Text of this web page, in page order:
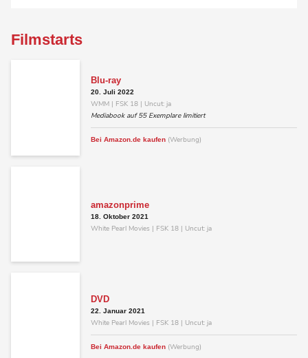
Filmstarts
Blu-ray
20. Juli 2022
WMM | FSK 18 | Uncut: ja
Mediabook auf 55 Exemplare limitiert
Bei Amazon.de kaufen (Werbung)
amazonprime
18. Oktober 2021
White Pearl Movies | FSK 18 | Uncut: ja
DVD
22. Januar 2021
White Pearl Movies | FSK 18 | Uncut: ja
Bei Amazon.de kaufen (Werbung)